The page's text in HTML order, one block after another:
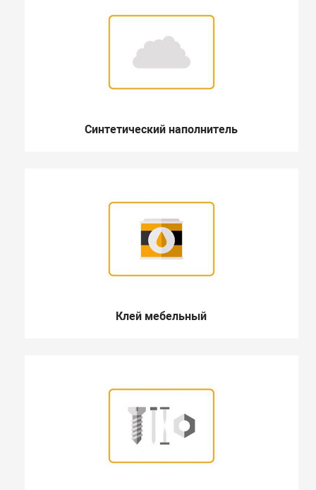
Синтетический наполнитель
Клей мебельный